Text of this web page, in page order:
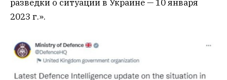
разведки о ситуации в Украине — 10 января
2023 г.».